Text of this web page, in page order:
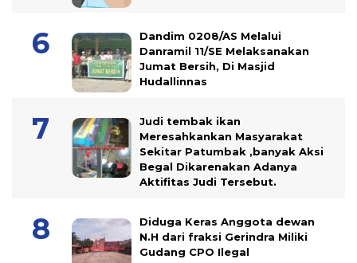
Dandim 0208/AS Melalui
Danramil 11/SE Melaksanakan
Jumat Bersih, Di Masjid
Hudallinnas
Judi tembak ikan
Meresahkankan Masyarakat
Sekitar Patumbak ,banyak Aksi
Begal Dikarenakan Adanya
Aktifitas Judi Tersebut.
Diduga Keras Anggota dewan
N.H dari fraksi Gerindra Miliki
Gudang CPO Ilegal